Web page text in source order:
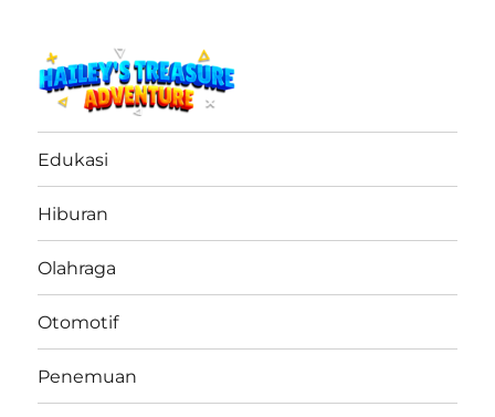
haileystreasureadventure.net
Edukasi
Hiburan
Olahraga
Otomotif
Penemuan